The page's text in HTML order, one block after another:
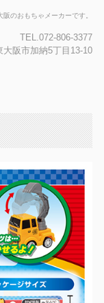
のおもちゃメーカーです。
TEL.072-806-3377
大阪市加納5丁目13-10